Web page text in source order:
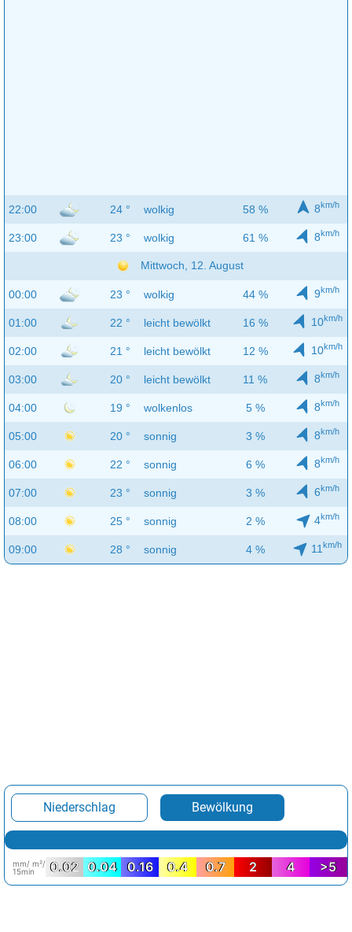
22:00 24 ° wolkig 58 % 8km/h
23:00 23 ° wolkig 61 % 8km/h
Mittwoch, 12. August
00:00 23 ° wolkig 44 % 9km/h
01:00 22 ° leicht bewölkt 16 % 10km/h
02:00 21 ° leicht bewölkt 12 % 10km/h
03:00 20 ° leicht bewölkt 11 % 8km/h
04:00 19 ° wolkenlos 5 % 8km/h
05:00 20 ° sonnig 3 % 8km/h
06:00 22 ° sonnig 6 % 8km/h
07:00 23 ° sonnig 3 % 6km/h
08:00 25 ° sonnig 2 % 4km/h
09:00 28 ° sonnig 4 % 11 km/h
Niederschlag Bewölkung
mm/ m²/
15min
0.02 0.04 0.16 0.4 0.7 2 4 >5